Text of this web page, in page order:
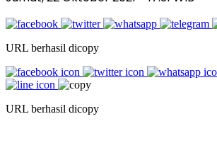
URL berhasil dicopy
URL berhasil dicopy